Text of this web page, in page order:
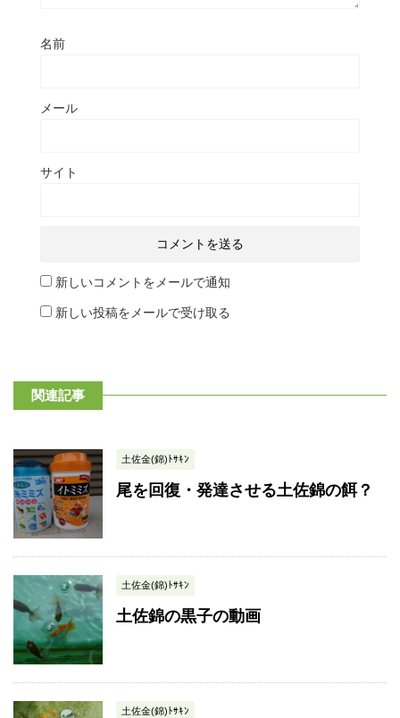
名前
メール
サイト
新しいコメントをメールで通知
新しい投稿をメールで受け取る
関連記事
土佐金(錦)ﾄｻｷﾝ
尾を回復・発達させる土佐錦の餌？
土佐金(錦)ﾄｻｷﾝ
土佐錦の黒子の動画
土佐金(錦)ﾄｻｷﾝ